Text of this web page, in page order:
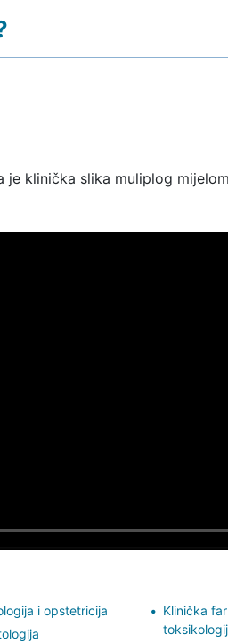
je klinička slika muliplog
i opstetricija
Klinička